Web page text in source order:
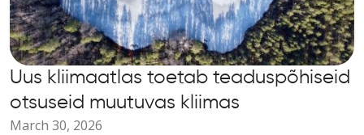
Uus kliimaatlas toetab teaduspõhiseid
otsuseid muutuvas kliimas
March 30, 2026